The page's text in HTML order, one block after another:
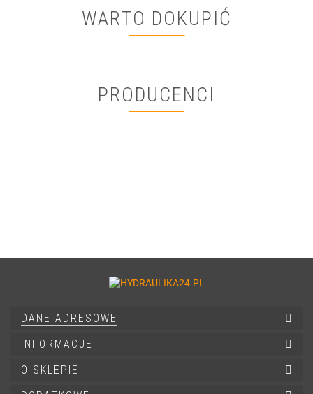
WARTO DOKUPIĆ
PRODUCENCI
DANE ADRESOWE
INFORMACJE
O SKLEPIE